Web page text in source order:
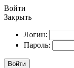
Войти
Закрыть
Логин:
Пароль:
Войти